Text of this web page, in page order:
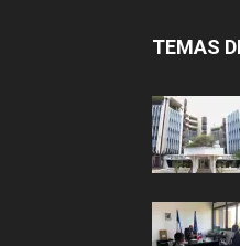
TEMAS